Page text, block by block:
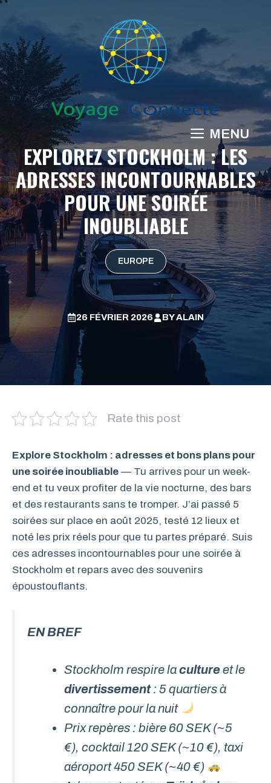
Aller
contenu
MENU
EXPLOREZ STOCKHOLM : LES
ADRESSES INCONTOURNABLES
POUR UNE SOIRÉE
INOUBLIABLE
EUROPE
26 FÉVRIER 2026 BYALAIN
Rate this post
Explore Stockholm : adresses et bons plans pour
une soirée inoubliable — Tu arrives pour un week-
end et tu veux profiter de la vie nocturne, des bars
et des restaurants sans te tromper. J’ai passé 5
soirées sur place en août 2025, testé 12 lieux et
noté les prix réels pour que tu partes préparé. Suis
ces adresses incontournables pour une soirée à
Stockholm et repars avec des souvenirs
époustouflants.
EN BREF
Stockholm respire lacultureet le
divertissement: 5 quartiers à
connaître pour la nuit
Prix repères : bière 60 SEK (~5
€), cocktail 120 SEK (~10 €), taxi
aéroport 450 SEK (~40 €)